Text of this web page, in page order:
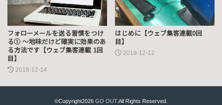
フォローメールを送る習慣をつけ
る① 〜地味だけど確実に効果のあ
る方法です【ウェブ集客連載 1回
目】
2018-12-14
はじめに【ウェブ集客連載0回
目】
2018-12-12
©Copyright2026 GO OUT.All Rights Reserved.